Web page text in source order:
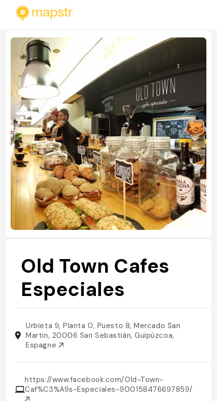
Old Town Cafes
Especiales
Urbieta 9, Planta 0, Puesto 8, Mercado San
Martin, 20006 San Sebastián, Guipúzcoa,
Espagne
https://www.facebook.com/Old-Town-
Caf%C3%A9s-Especiales-900158476697859/